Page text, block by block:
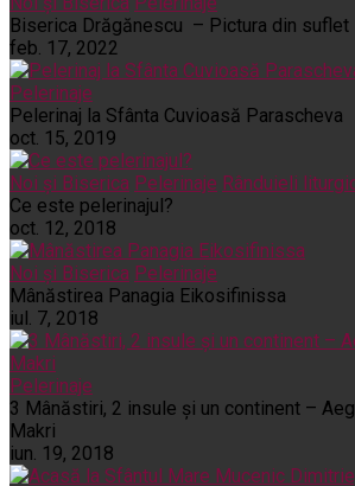
Biserica Drăgănescu – Pictura din suflet
feb. 17, 2022
Pelerinaje
Pelerinaj la Sfânta Cuvioasă Parascheva
oct. 15, 2019
Noi și Biserica Pelerinaje Rânduieli
Ce este pelerinajul?
oct. 12, 2018
Noi și Biserica Pelerinaje
Mânăstirea Panagia Eikosifinissa
iul. 7, 2018
Pelerinaje
3 Mânăstiri, 2 insule și un continent –
Makri
iun. 19, 2018